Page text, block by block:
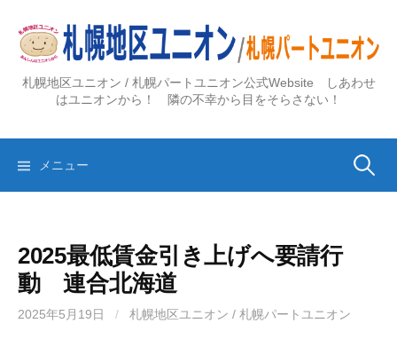
ス
札幌地区ユニオン / 札幌パートユニオン公式Website しあわせ
はユニオンから！ 隣の不幸から目をそらさない！
メニュー 検
2025最低賃金引き上げへ要請行
動 連合北海道
2025年5月19日 / 札幌地区ユニオン / 札幌パートユニオン